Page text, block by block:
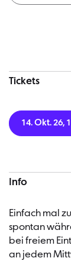
Tickets
14. Okt. 26,
Info
Einfach mal
spontan
bei freiem
an jedem